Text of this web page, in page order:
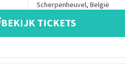
Scherpenheuvel, België
BEKIJK TICKETS